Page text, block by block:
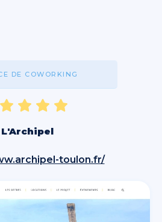
DE COWORKING
L'Archipel
toulon.fr/